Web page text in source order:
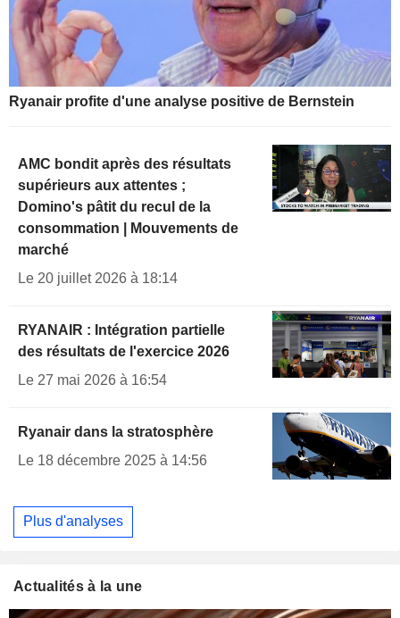
Ryanair profite d'une analyse positive de Bernstein
AMC bondit après des résultats
supérieurs aux attentes ;
Domino's pâtit du recul de la
consommation | Mouvements de
marché
Le 20 juillet 2026 à 18:14
RYANAIR : Intégration partielle
des résultats de l'exercice 2026
Le 27 mai 2026 à 16:54
Ryanair dans la stratosphère
Le 18 décembre 2025 à 14:56
Plus d'analyses
Actualités à la une